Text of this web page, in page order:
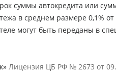
суммы автокредита или
в среднем размере 0,1%
могут быть переданы в
Лицензия ЦБ РФ № 2673 от